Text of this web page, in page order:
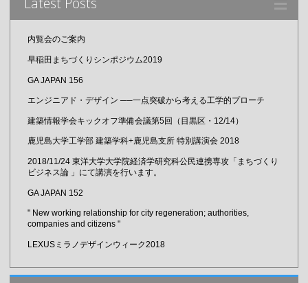
内覧会のご案内
早稲田まちづくりシンポジウム2019
GA JAPAN 156
エンジニアド・デザイン ──一点突破から考える工学的プローチ
建築情報学会キックオフ準備会議第5回（目黒区・12/14）
鹿児島大学工学部 建築学科+鹿児島支所 特別講演会 2018
2018/11/24 東洋大学大学院経済学研究科公民連携専攻「まちづくり
ビジネス論 」にて講演を行います。
GA JAPAN 152
" New working relationship for city regeneration; authorities,
companies and citizens "
LEXUSミラノデザインウィーク2018